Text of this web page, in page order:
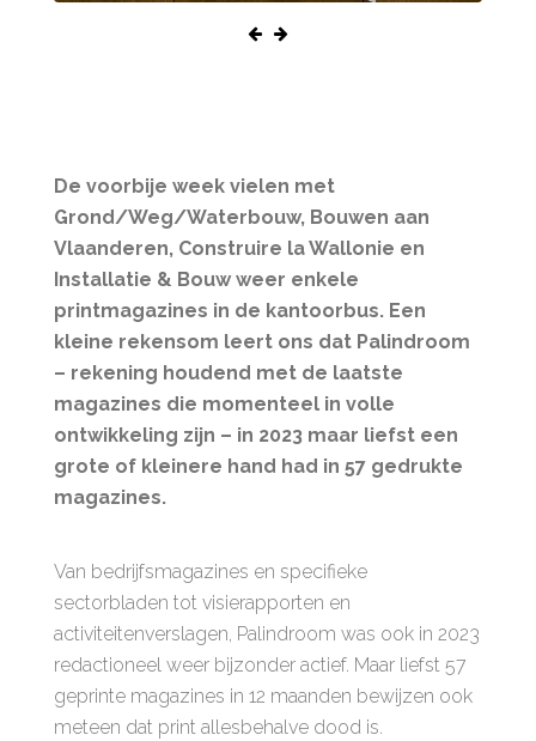
De voorbije week vielen met
Grond/Weg/Waterbouw, Bouwen aan
Vlaanderen, Construire la Wallonie en
Installatie & Bouw weer enkele
printmagazines in de kantoorbus. Een
kleine rekensom leert ons dat Palindroom
– rekening houdend met de laatste
magazines die momenteel in volle
ontwikkeling zijn – in 2023 maar liefst een
grote of kleinere hand had in 57 gedrukte
magazines.
Van bedrijfsmagazines en specifieke
sectorbladen tot visierapporten en
activiteitenverslagen, Palindroom was ook in 2023
redactioneel weer bijzonder actief. Maar liefst 57
geprinte magazines in 12 maanden bewijzen ook
meteen dat print allesbehalve dood is.